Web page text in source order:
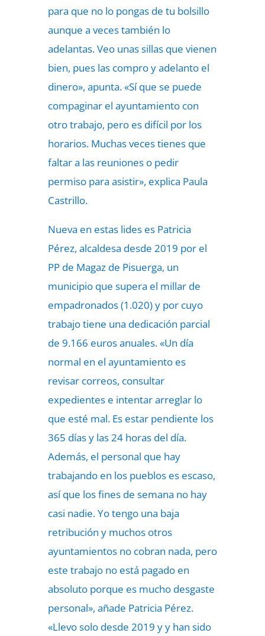
para que no lo pongas de tu bolsillo
aunque a veces también lo
adelantas. Veo unas sillas que vienen
bien, pues las compro y adelanto el
dinero», apunta. «Sí que se puede
compaginar el ayuntamiento con
otro trabajo, pero es difícil por los
horarios. Muchas veces tienes que
faltar a las reuniones o pedir
permiso para asistir», explica Paula
Castrillo.
Nueva en estas lides es Patricia
Pérez, alcaldesa desde 2019 por el
PP de Magaz de Pisuerga, un
municipio que supera el millar de
empadronados (1.020) y por cuyo
trabajo tiene una dedicación parcial
de 9.166 euros anuales. «Un día
normal en el ayuntamiento es
revisar correos, consultar
expedientes e intentar arreglar lo
que esté mal. Es estar pendiente los
365 días y las 24 horas del día.
Además, el personal que hay
trabajando en los pueblos es escaso,
así que los fines de semana no hay
casi nadie. Yo tengo una baja
retribución y muchos otros
ayuntamientos no cobran nada, pero
este trabajo no está pagado en
absoluto porque es mucho desgaste
personal», añade Patricia Pérez.
«Llevo solo desde 2019 y y han sido